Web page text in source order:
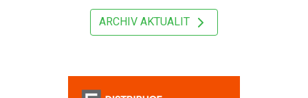
ARCHIV AKTUALIT